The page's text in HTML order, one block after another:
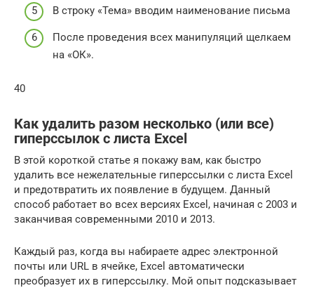
В строку «Тема» вводим наименование письма
После проведения всех манипуляций щелкаем
на «ОК».
40
Как удалить разом несколько (или все)
гиперссылок с листа Excel
В этой короткой статье я покажу вам, как быстро
удалить все нежелательные гиперссылки с листа Excel
и предотвратить их появление в будущем. Данный
способ работает во всех версиях Excel, начиная с 2003 и
заканчивая современными 2010 и 2013.
Каждый раз, когда вы набираете адрес электронной
почты или URL в ячейке, Excel автоматически
преобразует их в гиперссылку. Мой опыт подсказывает